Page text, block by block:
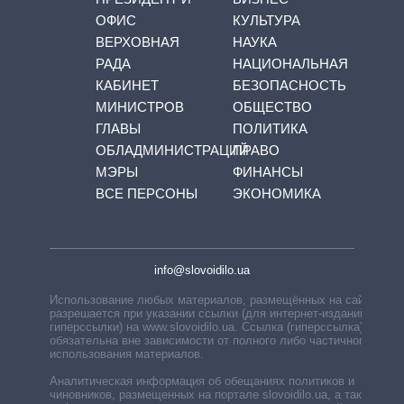
ОФИС
ВЕРХОВНАЯ
РАДА
КАБИНЕТ
МИНИСТРОВ
ГЛАВЫ
ОБЛАДМИНИСТРАЦИЙ
МЭРЫ
ВСЕ ПЕРСОНЫ
КУЛЬТУРА
НАУКА
НАЦИОНАЛЬНАЯ
БЕЗОПАСНОСТЬ
ОБЩЕСТВО
ПОЛИТИКА
ПРАВО
ФИНАНСЫ
ЭКОНОМИКА
info@slovoidilo.ua
Использование любых материалов, размещённых на сайте,
разрешается при указании ссылки (для интернет-изданий —
гиперссылки) на www.slovoidilo.ua. Ссылка (гиперссылка)
обязательна вне зависимости от полного либо частичного
использования материалов.
Аналитическая информация об обещаниях политиков и
чиновников, размещенных на портале slovoidilo.ua, а также